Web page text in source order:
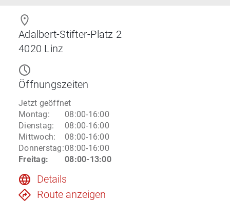
Adalbert-Stifter-Platz 2
4020 Linz
Öffnungszeiten
Jetzt geöffnet
Montag:
08:00-16:00
Dienstag:
08:00-16:00
Mittwoch:
08:00-16:00
Donnerstag:08:00-16:00
Freitag: 08:00-13:00
Details
Route anzeigen